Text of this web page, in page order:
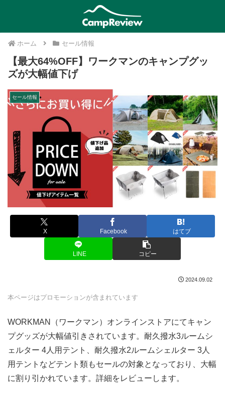
ホーム セール情報
【最大64%OFF】ワークマンのキャンプグッ
ズが大幅値下げ
セール情報
X Facebook はてブ
LINE コピー
2024.09.02
本ページはプロモーションが含まれています
WORKMAN（ワークマン）オンラインストアにてキャン
プグッズが大幅値引きされています。耐久撥水3ルームシ
ェルター 4人用テント、耐久撥水2ルームシェルター 3人
用テントなどテント類もセールの対象となっており、大幅
に割り引かれています。詳細をレビューします。